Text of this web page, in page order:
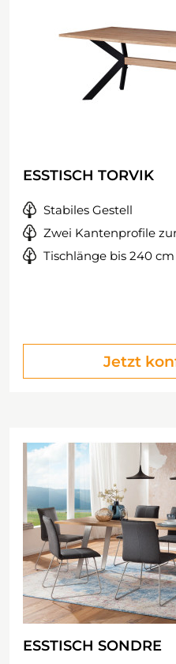
ESSTISCH TORVIK
Stabiles Gestell
Zwei Kantenprofile
Tischlänge bis 240 cm
Jetzt
ESSTISCH SONDRE